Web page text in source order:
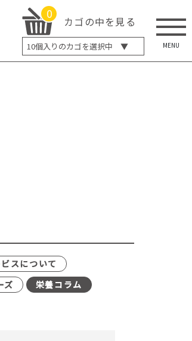
0
カゴの中を見る
10個入りのカゴを選択中 ▼
5個入り
MENU
スについて
ズ
栄養コラム